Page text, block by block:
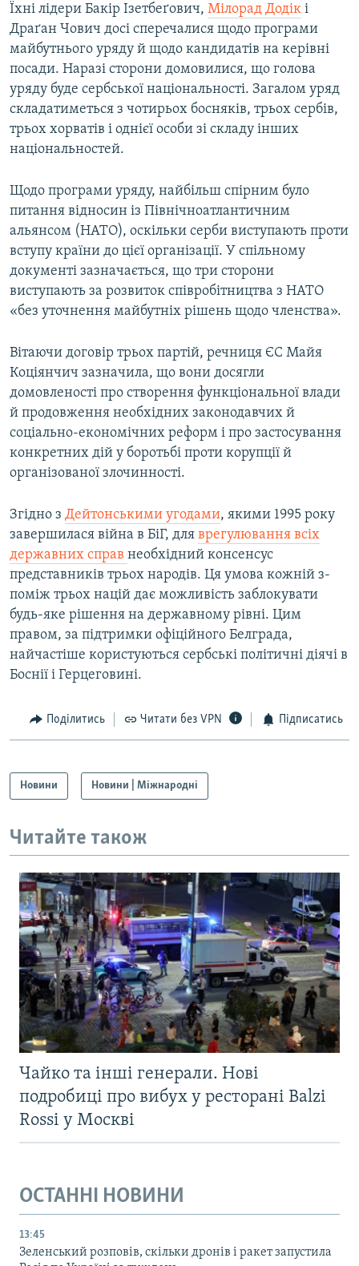
Їхні лідери Бакір Ізетбеґович, Мілорад Додік і
Драґан Чович досі сперечалися щодо програми
майбутнього уряду й щодо кандидатів на керівні
посади. Наразі сторони домовилися, що голова
уряду буде сербської національності. Загалом уряд
складатиметься з чотирьох босняків, трьох сербів,
трьох хорватів і однієї особи зі складу інших
національностей.
Щодо програми уряду, найбільш спірним було
питання відносин із Північноатлантичним
альянсом (НАТО), оскільки серби виступають проти
вступу країни до цієї організації. У спільному
документі зазначається, що три сторони
виступають за розвиток співробітництва з НАТО
«без уточнення майбутніх рішень щодо членства».
Вітаючи договір трьох партій, речниця ЄС Майя
Коціянчич зазначила, що вони досягли
домовленості про створення функціональної влади
й продовження необхідних законодавчих й
соціально-економічних реформ і про застосування
конкретних дій у боротьбі проти корупції й
організованої злочинності.
Згідно з Дейтонськими угодами, якими 1995 року
завершилася війна в БіГ, для врегулювання всіх
державних справ необхідний консенсус
представників трьох народів. Ця умова кожній з-
поміж трьох націй дає можливість заблокувати
будь-яке рішення на державному рівні. Цим
правом, за підтримки офіційного Белграда,
найчастіше користуються сербські політичні діячі в
Боснії і Герцеговині.
Поділитись Читати без VPN Підписатись
Новини Новини | Міжнародні
Читайте також
Чайко та інші генерали. Нові
подробиці про вибух у ресторані Balzi
Rossi у Москві
ОСТАННІ НОВИНИ
13:45
Зеленський розповів, скільки дронів і ракет запустила